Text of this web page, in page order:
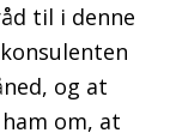
til i denne
og at
om, at